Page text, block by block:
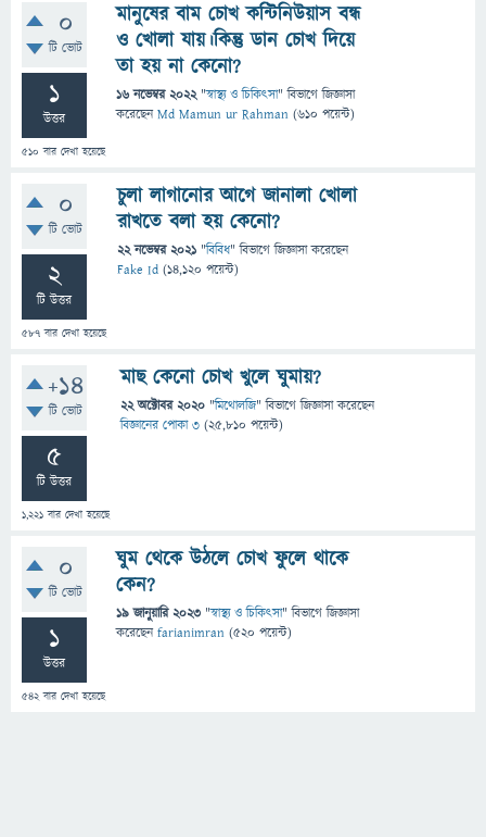
0
টি ভোট
1
উত্তর
510 বার দেখা হয়েছে
মানুষের বাম চোখ কন্টিনিউয়াস বন্ধ
ও খোলা যায়।কিন্তু ডান চোখ দিয়ে
তা হয় না কেনো?
16 নভেম্বর 2022 "স্বাস্থ্য ও চিকিৎসা" বিভাগে জিজ্ঞাসা
করেছেনMd Mamun ur Rahman (610 পয়েন্ট)
0
টি ভোট
2
টি উত্তর
587 বার দেখা হয়েছে
চুলা লাগানোর আগে জানালা খোলা
রাখতে বলা হয় কেনো?
22 নভেম্বর 2021 "বিবিধ" বিভাগে জিজ্ঞাসাকরেছেন
Fake Id (14,120 পয়েন্ট)
+14
টি ভোট
5
টি উত্তর
1,221 বার দেখা হয়েছে
মাছ কেনো চোখ খুলে ঘুমায়?
22 অক্টোবর 2020 "মিথোলজি" বিভাগে জিজ্ঞাসাকরেছেন
বিজ্ঞানের পোকা ৩ (25,810 পয়েন্ট)
0
টি ভোট
1
উত্তর
542বার দেখা হয়েছে
ঘুম থেকে উঠলে চোখ ফুলে থাকে
কেন?
19 জানুয়ারি 2023 "স্বাস্থ্য ও চিকিৎসা" বিভাগে জিজ্ঞাসা
করেছেনfarianimran (520 পয়েন্ট)